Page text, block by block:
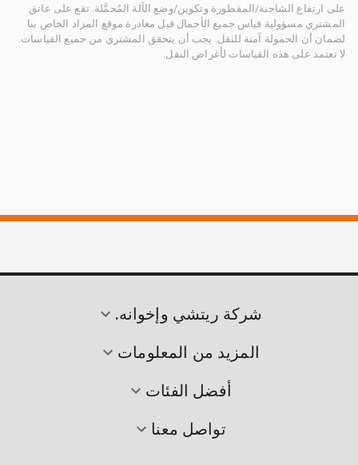
على ارتفاع الشاحنة/المقطورة وتكوين/وضع الآلة المُحمَّلة. تقع على عاتق
المشتري مسؤولية قياس جميع الأحمال قبل مغادرة موقع المزاد الخاص بنا
لضمان أن الحمولة آمنة للنقل. يجب أن يتحقق المشتري من جميع القياسات.
لا تعتمد على هذه القياسات لأغراض النقل.
شركة ريتشي وإخوانه.
المزيد من المعلومات
أفضل الفئات
تواصل معنا